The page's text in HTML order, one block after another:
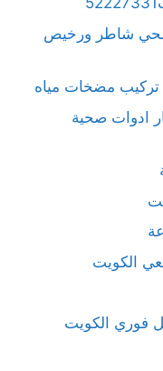
صحي شاطر ورخيص
تركيب مضخات مياه
ادوات صحية
الكويت
فوري الكويت